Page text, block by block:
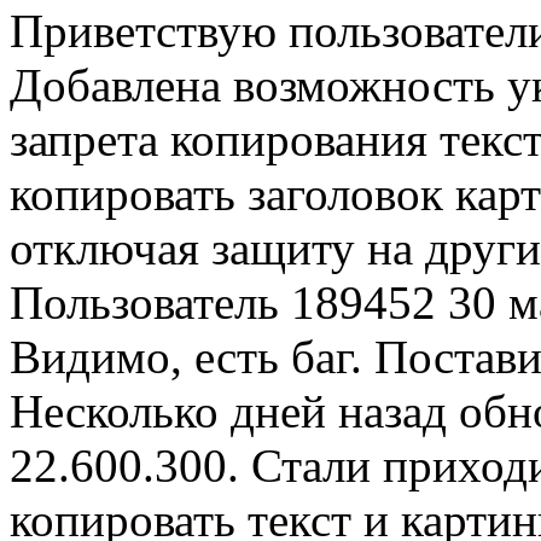
Приветствую
Добавлена возможность
запрета копирования
копировать заголовок
отключая защиту на
Пользователь 189452 30
Видимо, есть баг.
Несколько дней назад
22.600.300. Стали
копировать текст и